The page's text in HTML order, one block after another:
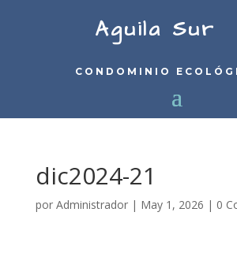
Aguila Sur
CONDOMINIO
dic2024-21
por Administrador| May 1, 2026 | 0